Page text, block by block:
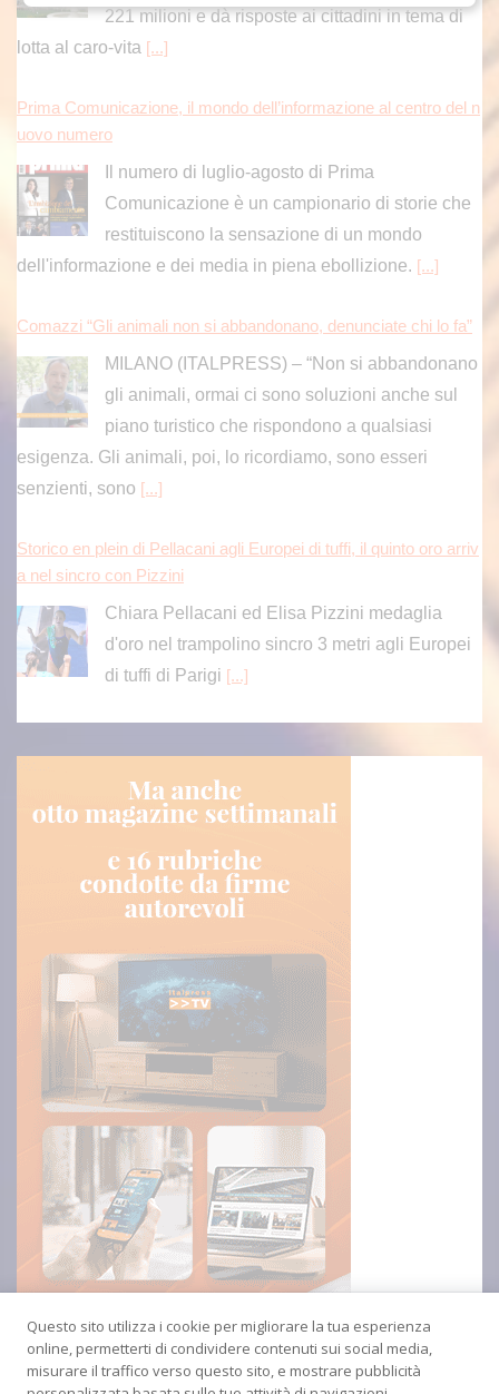
221 milioni e dà risposte ai cittadini in tema di
lotta al caro-vita [...]
Prima Comunicazione, il mondo dell’informazione al centro del n
uovo numero
Il numero di luglio-agosto di Prima
Comunicazione è un campionario di storie che
restituiscono la sensazione di un mondo
dell'informazione e dei media in piena ebollizione. [...]
Comazzi “Gli animali non si abbandonano, denunciate chi lo fa”
MILANO (ITALPRESS) – “Non si abbandonano
gli animali, ormai ci sono soluzioni anche sul
piano turistico che rispondono a qualsiasi
esigenza. Gli animali, poi, lo ricordiamo, sono esseri
senzienti, sono [...]
Storico en plein di Pellacani agli Europei di tuffi, il quinto oro arriv
a nel sincro con Pizzini
Chiara Pellacani ed Elisa Pizzini medaglia
d'oro nel trampolino sincro 3 metri agli Europei
di tuffi di Parigi [...]
Questo sito utilizza i cookie per migliorare la tua esperienza
online, permetterti di condividere contenuti sui social media,
misurare il traffico verso questo sito, e mostrare pubblicità